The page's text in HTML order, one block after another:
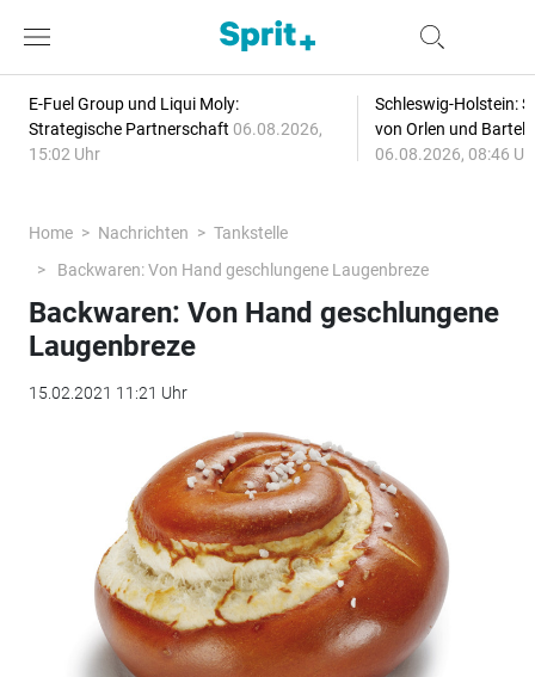
E-Fuel Group und Liqui Moly:
Strategische Partnerschaft 06.08.2026,
15:02 Uhr
Schleswig-Holstein:
von Orlen und
06.08.2026, 08:46
Home Nachrichten
Tankstelle
Backwaren: Von Hand geschlungene Laugenbreze
Backwaren: Von Hand geschlungene
Laugenbreze
15.02.2021 11:21 Uhr